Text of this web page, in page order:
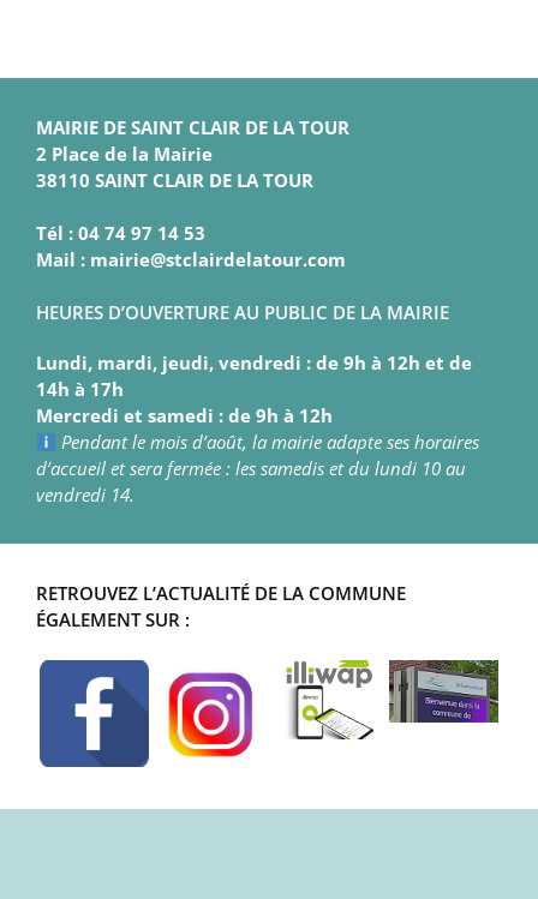
MAIRIE DE SAINT CLAIR DE LA TOUR
2 Place de la Mairie
38110 SAINT CLAIR DE LA TOUR
Tél : 04 74 97 14 53
Mail : mairie@stclairdelatour.com
HEURES D’OUVERTURE AU PUBLIC DE LA MAIRIE
Lundi, mardi, jeudi, vendredi : de 9h à 12h et de
14h à 17h
Mercredi et samedi : de 9h à 12h
Pendant le mois d’août, la mairie adapte ses horaires
d’accueil et sera fermée : les samedis et du lundi 10 au
vendredi 14.
RETROUVEZ L’ACTUALITÉ DE LA COMMUNE
ÉGALEMENT SUR :